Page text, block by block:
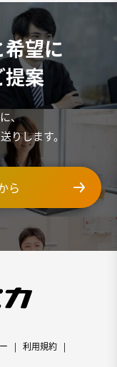
望に
案
、
りします。
ら
利用規約